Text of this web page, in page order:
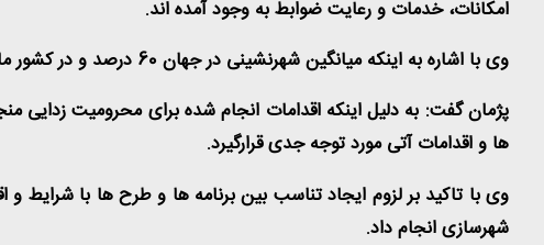
امکانات، خدمات و رعایت ضوابط به وجود آمده اند.
وی با اشاره به اینکه میانگین شهرنشینی در جهان 60 درصد و در کشور ما بالای 70 درصد است، ادامه داد: باید مدیران شهری به این موضوعات حساس شوند و در این راستا تدابیری بیاندیشند.
پژمان گفت: به دلیل اینکه اقدامات انجام شده برای محرومیت زدایی
ها و اقدامات آتی مورد توجه جدی قرارگیرد.
وی با تاکید بر لزوم ایجاد تناسب بین برنامه ها و طرح ها با
شهرسازی انجام داد.